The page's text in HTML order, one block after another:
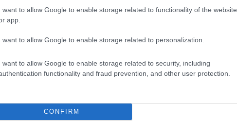
want to allow Google to enable storage related to functionality of the website
app.
want to allow Google to enable storage related to personalization.
want to allow Google to enable storage related to security, including
functionality and fraud prevention, and other user protection.
CONFIRM
ΤΗΝ ΕΛΛΑΔΑ